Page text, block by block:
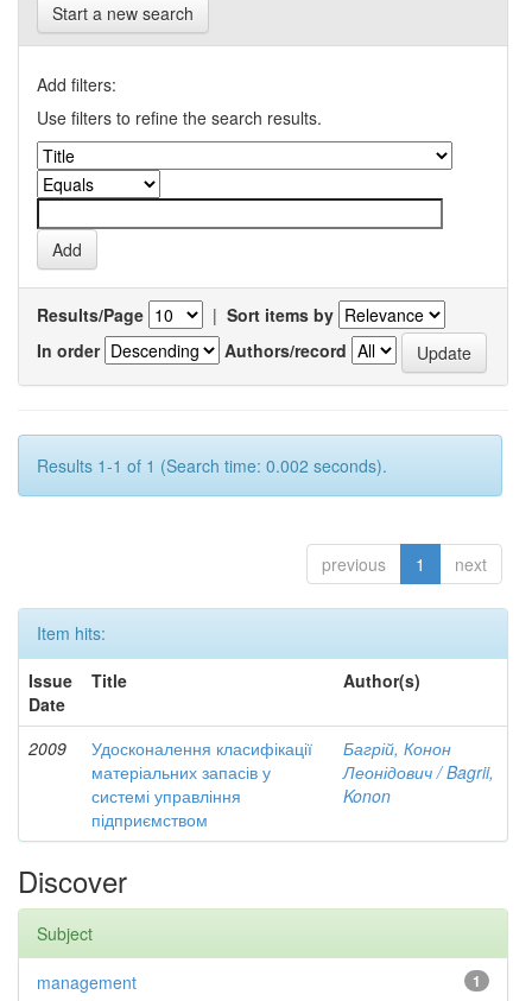
Start a new search
Add filters:
Use filters to refine the search results.
Results/Page | Sort items by
In order
Authors/record
Results 1-1 of 1 (Search time: 0.002 seconds).
previous 1 next
Item hits:
Issue
Date
Title Author(s)
2009
Удосконалення класифікації
матеріальних запасів у
системі управління
підприємством
Багрій, Конон
Леонідович / Bagrii,
Konon
Discover
Subject
1
management